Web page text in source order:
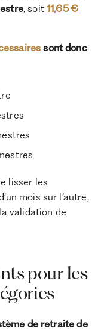
, soit 11,65 €
sont donc
lisser les
mois sur l’autre,
validation de
pour les
de retraite de